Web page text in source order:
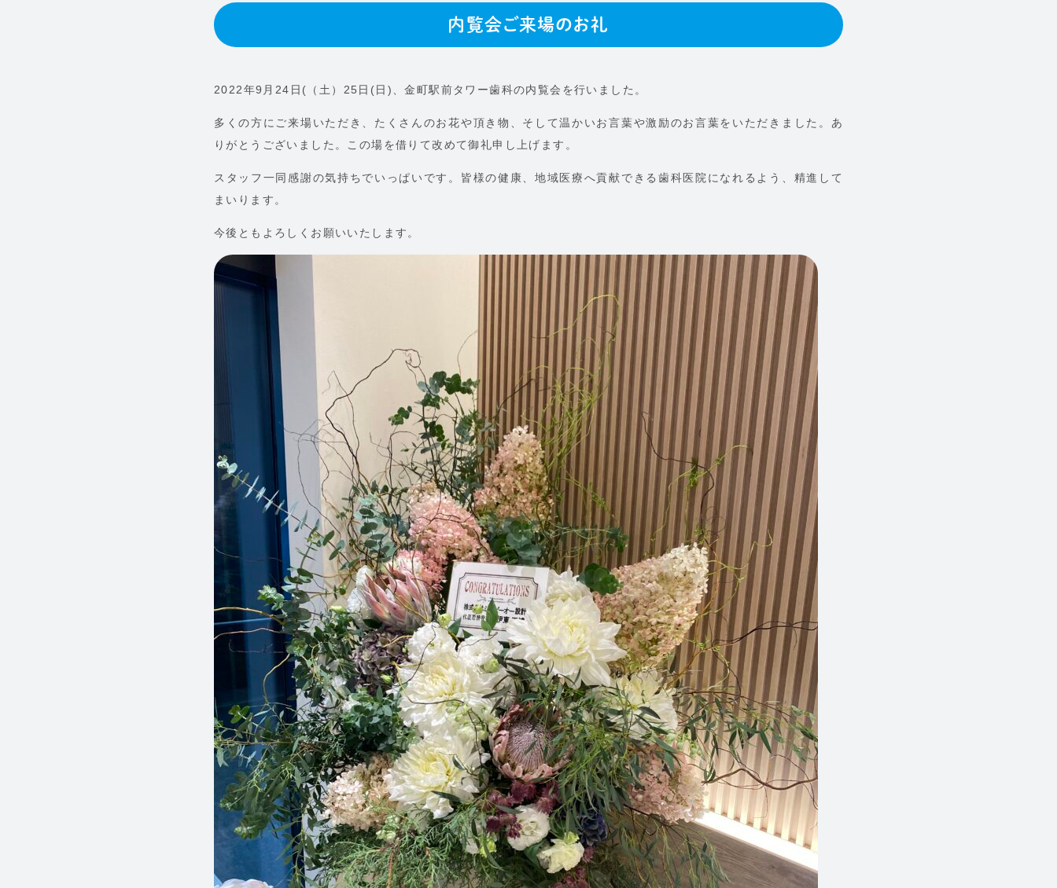
内覧会ご来場のお礼
2022年9月24日(（土）25日(日)、金町駅前タワー歯科の内覧会を行いました。
多くの方にご来場いただき、たくさんのお花や頂き物、そして温かいお言葉や激励のお言葉をいただきました。あ
りがとうございました。この場を借りて改めて御礼申し上げます。
スタッフ一同感謝の気持ちでいっぱいです。皆様の健康、地域医療へ貢献できる歯科医院になれるよう、精進して
まいります。
今後ともよろしくお願いいたします。